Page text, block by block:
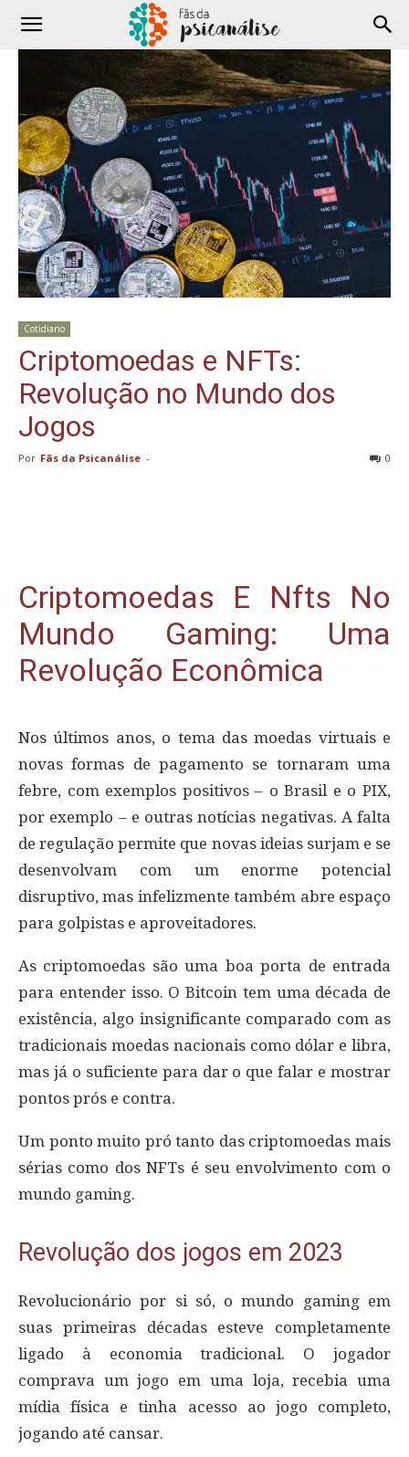
Cotidiano
Criptomoedas e NFTs:
Revolução no Mundo dos
Jogos
Por Fãs da Psicanálise - 0
Criptomoedas E Nfts No
Mundo Gaming: Uma
Revolução Econômica
Nos últimos anos, o tema das moedas virtuais e
novas formas de pagamento se tornaram uma
febre, com exemplos positivos – o Brasil e o PIX,
por exemplo – e outras notícias negativas. A falta
de regulação permite que novas ideias surjam e se
desenvolvam com um enorme potencial
disruptivo, mas infelizmente também abre espaço
para golpistas e aproveitadores.
As criptomoedas são uma boa porta de entrada
para entender isso. O Bitcoin tem uma década de
existência, algo insignificante comparado com as
tradicionais moedas nacionais como dólar e libra,
mas já o suficiente para dar o que falar e mostrar
pontos prós e contra.
Um ponto muito pró tanto das criptomoedas mais
sérias como dos NFTs é seu envolvimento com o
mundo gaming.
Revolução dos jogos em 2023
Revolucionário por si só, o mundo gaming em
suas primeiras décadas esteve completamente
ligado à economia tradicional. O jogador
comprava um jogo em uma loja, recebia uma
mídia física e tinha acesso ao jogo completo,
jogando até cansar.